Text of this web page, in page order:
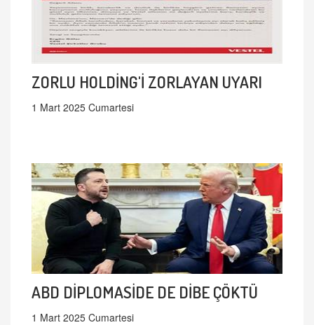
ZORLU HOLDİNG'İ ZORLAYAN UYARI
1 Mart 2025 Cumartesi
ABD DİPLOMASİDE DE DİBE ÇÖKTÜ
1 Mart 2025 Cumartesi